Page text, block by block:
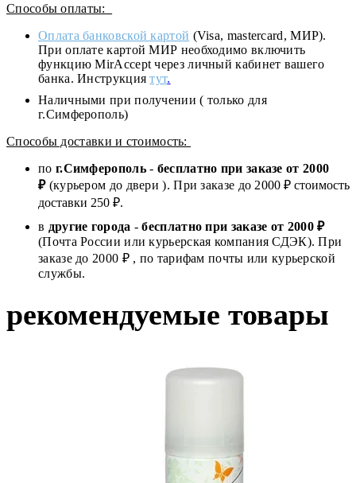
Способы оплаты:
Оплата банковской картой (Visa, mastercard, МИР).
При оплате картой МИР необходимо включить
функцию MirAccept через личный кабинет вашего
банка. Инструкциятут.
Наличными при получении ( только для
г.Симферополь)
Способы доставки и стоимость:
по г.Симферополь- бесплатно при заказе от 2000
₽(курьером до двери ). При заказе до 2000 ₽ стоимость
доставки 250 ₽.
в другие города -бесплатно при заказе от 2000 ₽
(Почта России или курьерская компания СДЭК). При
заказе до 2000 ₽ , по тарифам почты или курьерской
службы.
рекомендуемые товары